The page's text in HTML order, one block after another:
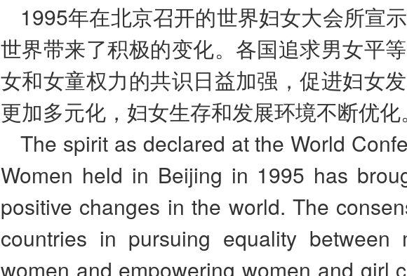
1995年在北京召开的世界妇女大会所宣
世界带来了积极的变化。各国追求男女平
女和女童权力的共识日益加强，促进妇女
更加多元化，妇女生存和发展环境不断优化。
The spirit as declared at the World
Women held in Beijing in 1995 has
positive changes in the world. The
countries in pursuing equality between
women and empowering women and girl